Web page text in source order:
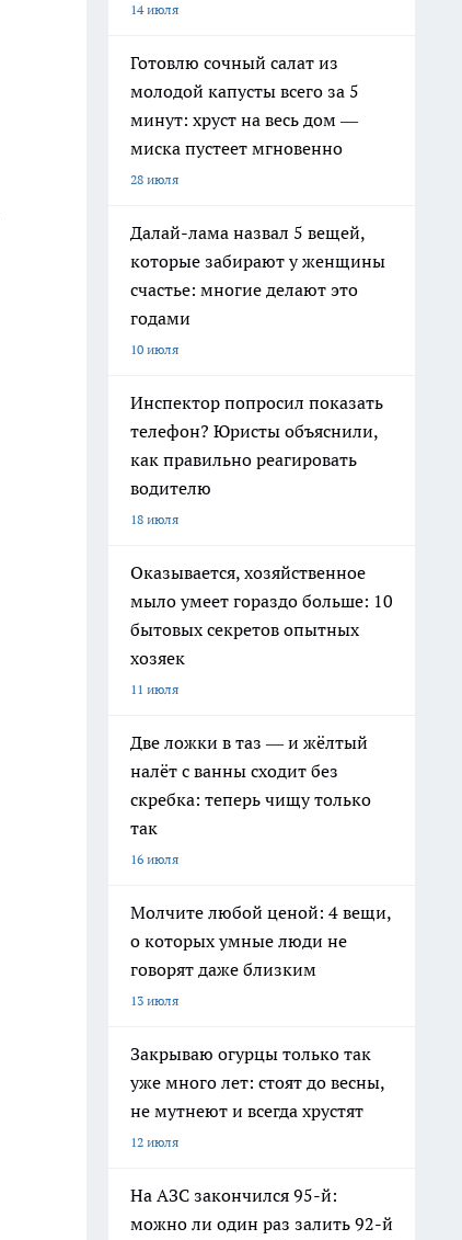
14 июля
Готовлю сочный салат из
молодой капусты всего за 5
минут: хруст на весь дом —
миска пустеет мгновенно
28 июля
Далай-лама назвал 5 вещей,
которые забирают у женщины
счастье: многие делают это
годами
10 июля
Инспектор попросил показать
телефон? Юристы объяснили,
как правильно реагировать
водителю
18 июля
Оказывается, хозяйственное
мыло умеет гораздо больше: 10
бытовых секретов опытных
хозяек
11 июля
Две ложки в таз — и жёлтый
налёт с ванны сходит без
скребка: теперь чищу только
так
16 июля
Молчите любой ценой: 4 вещи,
о которых умные люди не
говорят даже близким
13 июля
Закрываю огурцы только так
уже много лет: стоят до весны,
не мутнеют и всегда хрустят
12 июля
На АЗС закончился 95-й:
можно ли один раз залить 92-й